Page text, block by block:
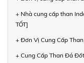
+ Nhà cung cấp than
TỐT]
+ Đơn Vị Cung Cấp
+ Cung Cấp Than Đá